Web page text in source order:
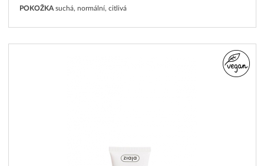
POKOŽKA suchá, normální, citlivá